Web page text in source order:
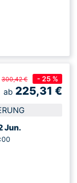
Jun.
300,42 € - 25 %
ab 225,31 €